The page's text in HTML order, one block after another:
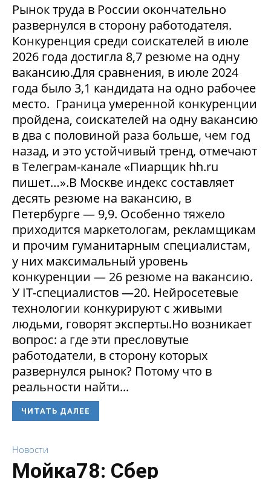
Рынок труда в России окончательно
развернулся в сторону работодателя.
Конкуренция среди соискателей в июле
2026 года достигла 8,7 резюме на одну
вакансию.Для сравнения, в июле 2024
года было 3,1 кандидата на одно рабочее
место. Граница умеренной конкуренции
пройдена, соискателей на одну вакансию
в два с половиной раза больше, чем год
назад, и это устойчивый тренд, отмечают
в Телеграм-канале «Пиарщик hh.ru
пишет…».В Москве индекс составляет
десять резюме на вакансию, в
Петербурге — 9,9. Особенно тяжело
приходится маркетологам, рекламщикам
и прочим гуманитарным специалистам,
у них максимальный уровень
конкуренции — 26 резюме на вакансию.
У IT-специалистов —20. Нейросетевые
технологии конкурируют с живыми
людьми, говорят эксперты.Но возникает
вопрос: а где эти пресловутые
работодатели, в сторону которых
развернулся рынок? Потому что в
реальности найти...
ЧИТАТЬ ДАЛЕЕ
Новости
Мойка78: Сбер